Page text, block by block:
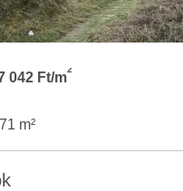
042 Ft/m
2
71 m²